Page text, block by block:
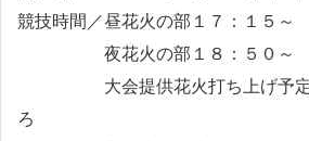
競技時間／昼花火の部１７：１５～
夜花火の部１８：５０～
大会提供花火打ち上げ予定時
ろ